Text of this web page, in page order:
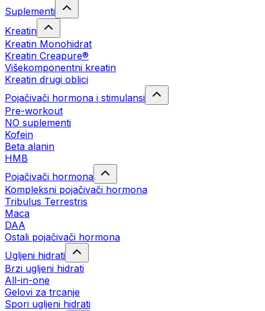
Suplementi
Kreatin
Kreatin Monohidrat
Kreatin Creapure®
Višekomponentni kreatin
Kreatin drugi oblici
Pojačivači hormona i stimulansi
Pre-workout
NO suplementi
Kofein
Beta alanin
HMB
Pojačivači hormona
Kompleksni pojačivači hormona
Tribulus Terrestris
Maca
DAA
Ostali pojačivači hormona
Ugljeni hidrati
Brzi ugljeni hidrati
All-in-one
Gelovi za trcanje
Spori ugljeni hidrati